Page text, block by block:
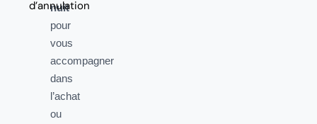
d’annulation
nuit
pour
vous
accompagner
dans
l’achat
ou